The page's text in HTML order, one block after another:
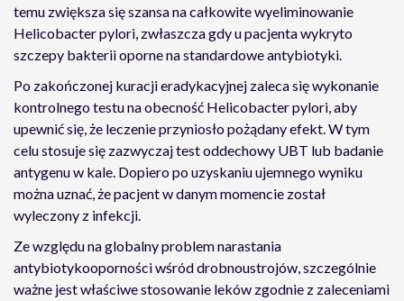
temu zwiększa się szansa na całkowite wyeliminowanie
Helicobacter pylori, zwłaszcza gdy u pacjenta wykryto
szczepy bakterii oporne na standardowe antybiotyki.
Po zakończonej kuracji eradykacyjnej zaleca się wykonanie
kontrolnego testu na obecność Helicobacter pylori, aby
upewnić się, że leczenie przyniosło pożądany efekt. W tym
celu stosuje się zazwyczaj test oddechowy UBT lub badanie
antygenu w kale. Dopiero po uzyskaniu ujemnego wyniku
można uznać, że pacjent w danym momencie został
wyleczony z infekcji.
Ze względu na globalny problem narastania
antybiotykooporności wśród drobnoustrojów, szczególnie
ważne jest właściwe stosowanie leków zgodnie z zaleceniami